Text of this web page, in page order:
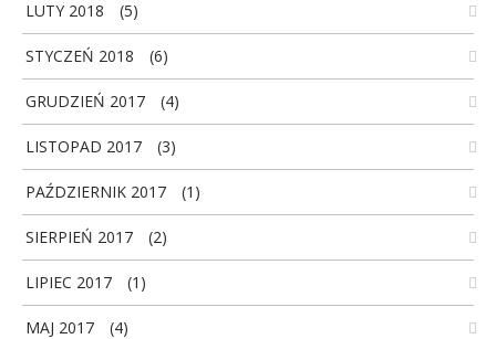
LUTY 2018 (5)
STYCZEŃ 2018 (6)
GRUDZIEŃ 2017 (4)
LISTOPAD 2017 (3)
PAŹDZIERNIK 2017 (1)
SIERPIEŃ 2017 (2)
LIPIEC 2017 (1)
MAJ 2017 (4)